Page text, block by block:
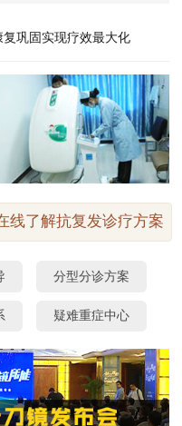
复巩固实现疗效最大化
线了解抗复发诊疗方案
分型分诊方案
疑难重症中心